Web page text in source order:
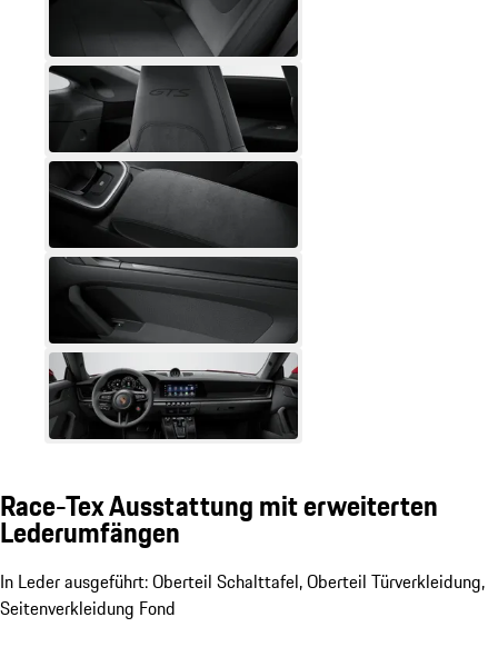
Race-Tex Ausstattung mit erweiterten
Lederumfängen
In Leder ausgeführt: Oberteil Schalttafel, Oberteil Türverkleidung,
Seitenverkleidung Fond